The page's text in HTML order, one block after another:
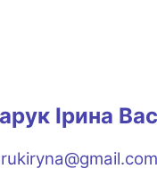
Ірина